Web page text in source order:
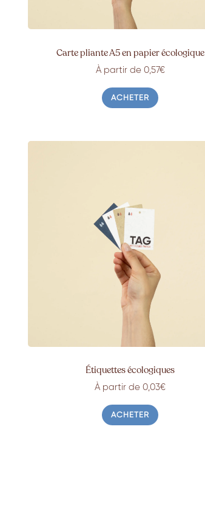
Carte pliante A5 en papier écologique
À partir de 0,57€
ACHETER
Étiquettes écologiques
À partir de 0,03€
ACHETER